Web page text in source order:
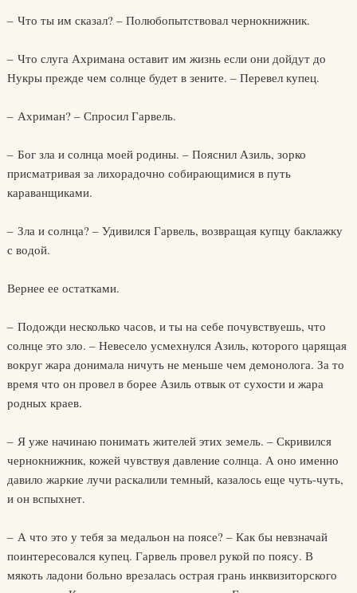
– Что ты им сказал? – Полюбопытствовал чернокнижник.
– Что слуга Ахримана оставит им жизнь если они дойдут до
Нукры прежде чем солнце будет в зените. – Перевел купец.
– Ахриман? – Спросил Гарвель.
– Бог зла и солнца моей родины. – Пояснил Азиль, зорко
присматривая за лихорадочно собирающимися в путь
караванщиками.
– Зла и солнца? – Удивился Гарвель, возвращая купцу баклажку
с водой.
Вернее ее остатками.
– Подожди несколько часов, и ты на себе почувствуешь, что
солнце это зло. – Невесело усмехнулся Азиль, которого царящая
вокруг жара донимала ничуть не меньше чем демонолога. За то
время что он провел в борее Азиль отвык от сухости и жара
родных краев.
– Я уже начинаю понимать жителей этих земель. – Скривился
чернокнижник, кожей чувствуя давление солнца. А оно именно
давило жаркие лучи раскалили темный, казалось еще чуть-чуть,
и он вспыхнет.
– А что это у тебя за медальон на поясе? – Как бы невзначай
поинтересовался купец. Гарвель провел рукой по поясу. В
мякоть ладони больно врезалась острая грань инквизиторского